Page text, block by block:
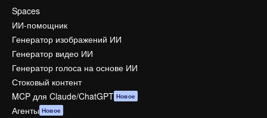
Spaces
ИИ-помощник
Генератор изображений ИИ
Генератор видео ИИ
Генератор голоса на основе ИИ
Стоковый контент
MCP для Claude/ChatGPT Новое
Агенты Новое